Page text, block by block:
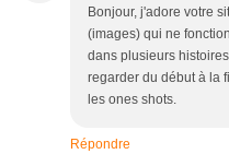
Bonjour, j'adore votre
(images) qui ne
dans plusieurs
regarder du début à la
les ones shots.
Répondre